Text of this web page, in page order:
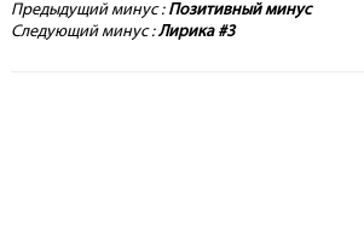
Предыдущий минус : Позитивный минус
Следующий минус :Лирика #3